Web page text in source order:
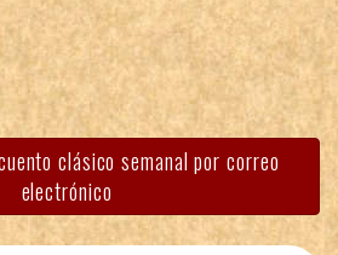
clásico semanal por correo
electrónico